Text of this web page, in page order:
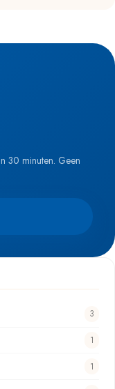
30 minuten. Geen
3
1
1